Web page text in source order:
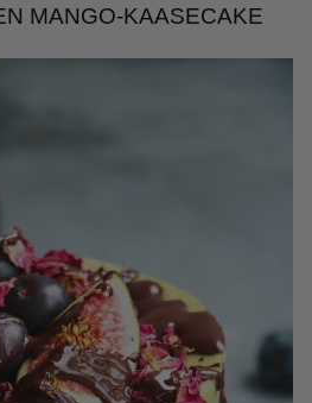
MANGO-KAASECAKE